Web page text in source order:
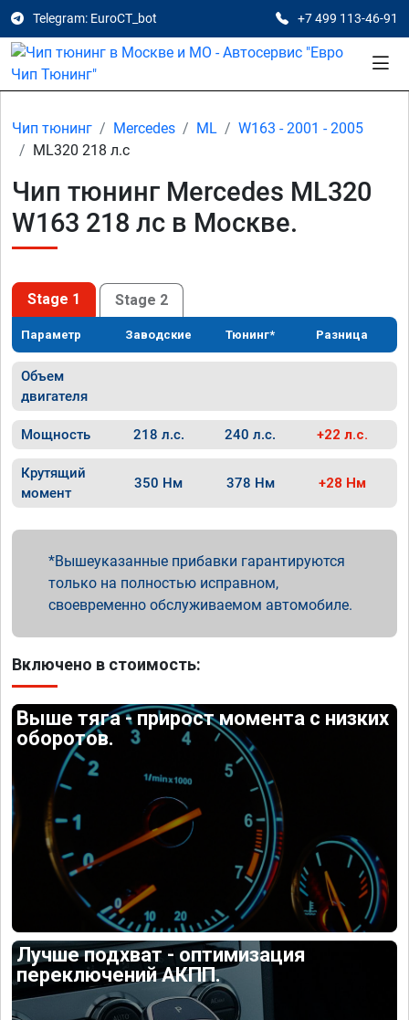
Telegram: EuroCT_bot +7 499 113-46-91
Чип тюнинг Mercedes ML
W163 - 2001 - 2005
ML320 218 л.с
Чип тюнинг Mercedes ML320
W163 218 лс в Москве.
Stage 1 Stage 2
Параметр Заводские Тюнинг* Разница
Объем
двигателя
Мощность 218 л.с. 240 л.с. +22 л.с.
Крутящий
момент
350 Нм 378 Нм +28 Нм
Вышеуказанные прибавки гарантируются
только на полностью исправном,
своевременно обслуживаемом автомобиле.
Включено в стоимость:
Выше тяга - прирост момента с низких
оборотов.
Лучше подхват - оптимизация
переключений АКПП.